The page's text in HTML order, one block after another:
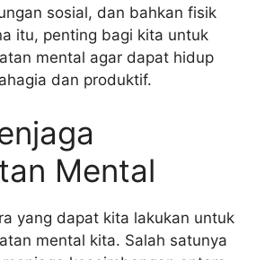
sosial, dan bahkan fisik
itu, penting bagi kita untuk
mental agar dapat hidup
dan produktif.
Mental
yang dapat kita lakukan untuk
mental kita. Salah satunya